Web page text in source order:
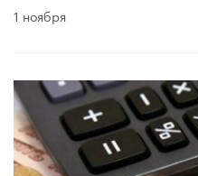
1 ноября